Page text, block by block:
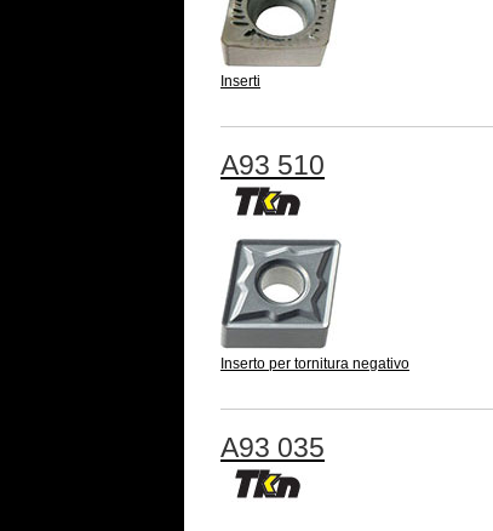
Inserti
A93 510
Inserto per tornitura negativo
A93 035